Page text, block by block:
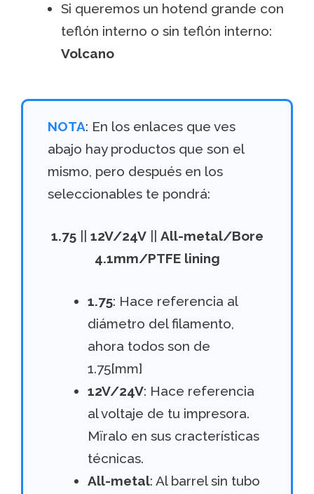
Si queremos un hotend grande con
teflón interno o sin teflón interno:
Volcano
NOTA: En los enlaces que ves
abajo hay productos que son el
mismo, pero después en los
seleccionables te pondrá:
1.75|| 12V/24V|| All-metal/Bore
4.1mm/PTFE lining
1.75: Hace referencia al
diámetro del filamento,
ahora todos son de
1.75[mm]
12V/24V: Hace referencia
al voltaje de tu impresora.
Mïralo en sus cracterísticas
técnicas.
All-metal: Al barrel sin tubo